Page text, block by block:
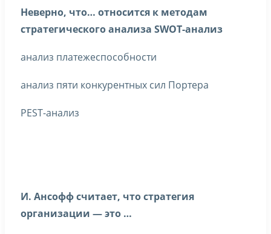
Неверно, что… относится к методам
стратегического анализа SWOT-анализ
анализ платежеспособности
анализ пяти конкурентных сил Портера
PEST-анализ
И. Ансофф считает, что стратегия
организации — это …